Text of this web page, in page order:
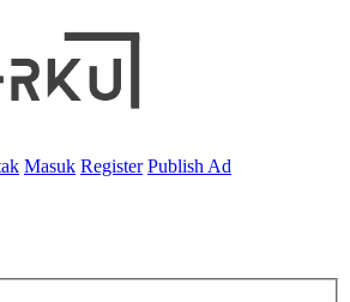
Masuk Register Publish Ad